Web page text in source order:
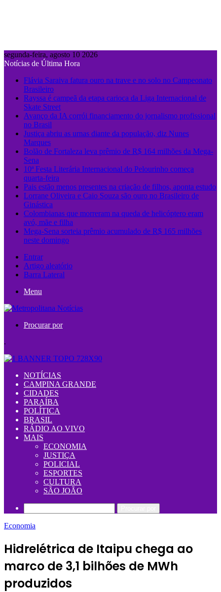
segunda-feira, agosto 10 2026
Notícias de Última Hora
Flávia Saraiva fatura ouro na trave e no solo no Campeonato
Brasileiro
Rayssa é campeã da etapa carioca da Liga Internacional de
Skate Street
Avanço da IA corrói financiamento do jornalismo profissional
no Brasil
Justiça abriu as urnas diante da população, diz Nunes
Marques
Bolão de Fortaleza leva prêmio de R$ 164 milhões da Mega-
Sena
10ª Festa Literária Internacional do Pelourinho começa
quarta-feira
Pais estão menos presentes na criação de filhos, aponta estudo
Lorrane Oliveira e Caio Souza são ouro no Brasileiro de
Ginástica
Colombianas que morreram na queda de helicóptero eram
avó, mãe e filha
Mega-Sena sorteia prêmio acumulado de R$ 165 milhões
neste domingo
Entrar
Artigo aleatório
Barra Lateral
Menu
Procurar por
.
NOTÍCIAS
CAMPINA GRANDE
CIDADES
PARAÍBA
POLÍTICA
BRASIL
RÁDIO AO VIVO
MAIS
ECONOMIA
JUSTIÇA
POLICIAL
ESPORTES
CULTURA
SÃO JOÃO
Economia
Hidrelétrica de Itaipu chega ao
marco de 3,1 bilhões de MWh
produzidos